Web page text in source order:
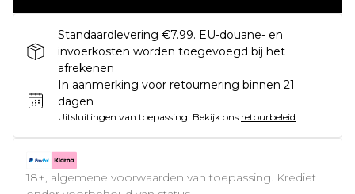
Standaardlevering €7.99. EU-douane- en
invoerkosten worden toegevoegd bij het
afrekenen
In aanmerking voor retournering binnen 21
dagen
Uitsluitingen van toepassing. Bekijk ons retourbeleid
18+, algemene voorwaarden van toepassing. Krediet